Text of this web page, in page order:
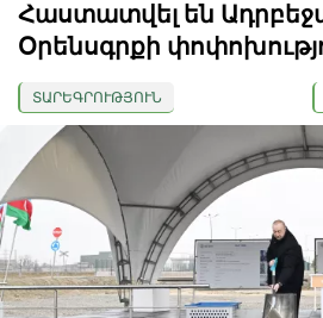
Հաստատվել են
Օրենսգրքի
ՏԱՐԵԳՐՈՒԹՅՈՒՆ